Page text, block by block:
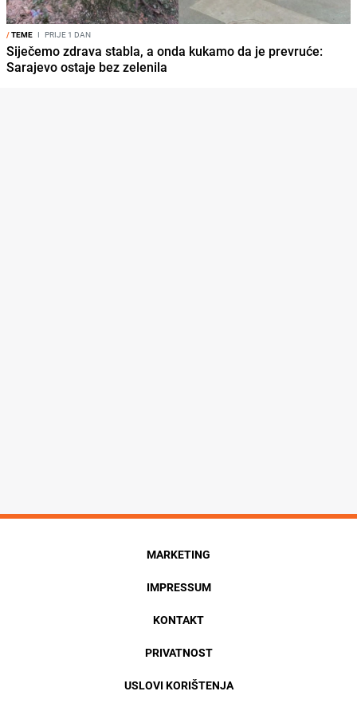
/TEME I PRIJE 1 DAN
Siječemo zdrava stabla, a onda kukamo da je prevruće:
Sarajevo ostaje bez zelenila
MARKETING
IMPRESSUM
KONTAKT
PRIVATNOST
USLOVI KORIŠTENJA